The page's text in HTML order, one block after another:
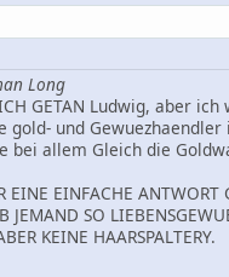
Long
ICH GETAN Ludwig, aber
gold- und Gewuezhaendler
bei allem Gleich die
EINE EINFACHE ANTWORT
JEMAND SO
KEINE HAARSPALTERY.